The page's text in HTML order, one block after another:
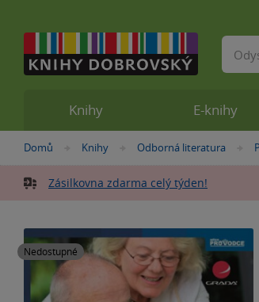
Nacházíte
zde:
Domů »
Knihy »
Odborná literatura »
Zásilkovna zdarma celý týden!
Nedostupné
Knihy E-knihy